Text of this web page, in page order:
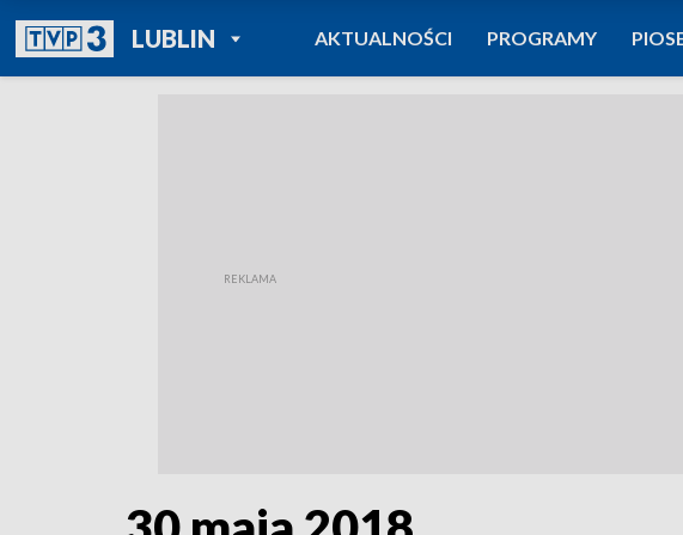
LUBLINPOWRÓT DO
TVP REGIONY
AKTUALNOŚCI PROGRAMY